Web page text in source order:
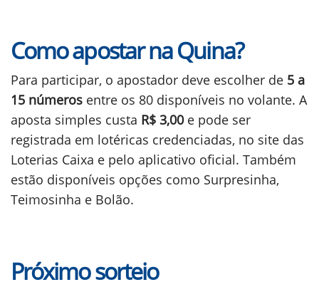
Como apostar na Quina?
Para participar, o apostador deve escolher de 5 a
15 números entre os 80 disponíveis no volante. A
aposta simples custa R$ 3,00e pode ser
registrada em lotéricas credenciadas, no site das
Loterias Caixa e pelo aplicativo oficial. Também
estão disponíveis opções como Surpresinha,
Teimosinha e Bolão.
Próximo sorteio